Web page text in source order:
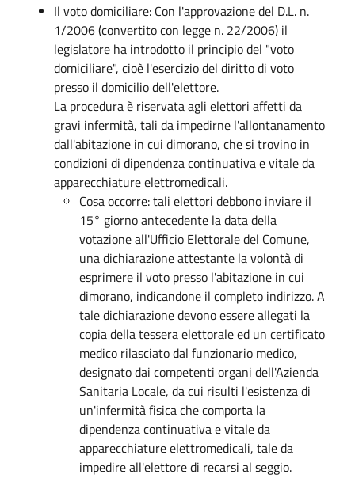
Il voto domiciliare: Con l'approvazione del D.L. n.
1/2006 (convertito con legge n. 22/2006) il
legislatore ha introdotto il principio del "voto
domiciliare", cioè l'esercizio del diritto di voto
presso il domicilio dell'elettore.
La procedura è riservata agli elettori affetti da
gravi infermità, tali da impedirne l'allontanamento
dall'abitazione in cui dimorano, che si trovino in
condizioni di dipendenza continuativa e vitale da
apparecchiature elettromedicali.
Cosa occorre: tali elettori debbono inviare il
15° giorno antecedente la data della
votazione all'Ufficio Elettorale del Comune,
una dichiarazione attestante la volontà di
esprimere il voto presso l'abitazione in cui
dimorano, indicandone il completo indirizzo. A
tale dichiarazione devono essere allegati la
copia della tessera elettorale ed un certificato
medico rilasciato dal funzionario medico,
designato dai competenti organi dell'Azienda
Sanitaria Locale, da cui risulti l'esistenza di
un'infermità fisica che comporta la
dipendenza continuativa e vitale da
apparecchiature elettromedicali, tale da
impedire all'elettore di recarsi al seggio.